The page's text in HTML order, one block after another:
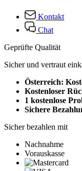
Kontakt
Chat
Geprüfte Qualität
Sicher und vertraut
Österreich:
Kostenloser
1 kostenlose
Sichere
Sicher bezahlen mit
Nachnahme
Vorauskasse